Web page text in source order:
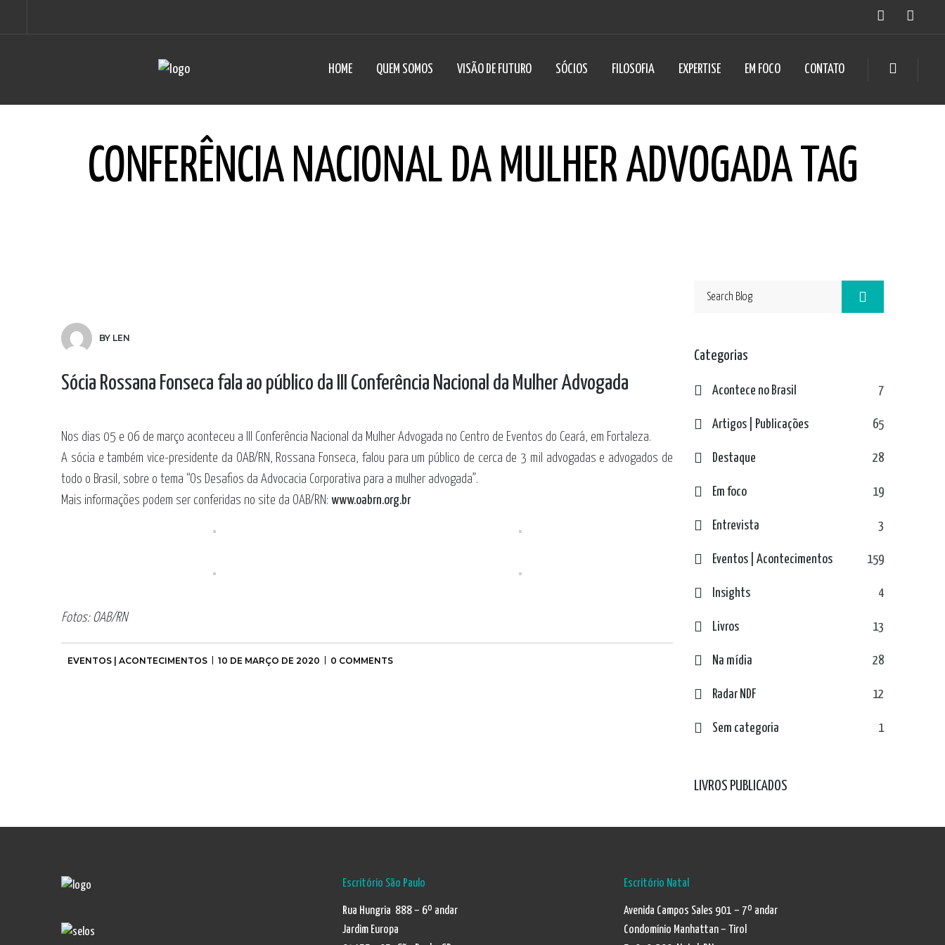
HOME QUEM SOMOS VISÃO DE FUTURO SÓCIOS FILOSOFIA EXPERTISE EM FOCO CONTATO
CONFERÊNCIA NACIONAL DA MULHER ADVOGADA TAG
BY LEN
Sócia Rossana Fonseca fala ao público da III Conferência Nacional da Mulher Advogada
Nos dias 05 e 06 de março aconteceu a III Conferência Nacional da Mulher Advogada no Centro de Eventos do Ceará, em Fortaleza.
A sócia e também vice-presidente da OAB/RN, Rossana Fonseca, falou para um público de cerca de 3 mil advogadas e advogados de
todo o Brasil, sobre o tema “Os Desafios da Advocacia Corporativa para a mulher advogada”.
Mais informações podem ser conferidas no site da OAB/RN: www.oabrn.org.br
Fotos: OAB/RN
EVENTOS | ACONTECIMENTOS 10 DE MARÇO DE 2020 0 COMMENTS
Categorias
Acontece no Brasil 7
Artigos | Publicações 65
Destaque 28
Em foco 19
Entrevista 3
Eventos | Acontecimentos 159
Insights 4
Livros 13
Na mídia 28
Radar NDF 12
Sem categoria 1
LIVROS PUBLICADOS
Escritório São Paulo
Rua Hungria 888 – 6º andar
Jardim Europa
Escritório Natal
Avenida Campos Sales 901 – 7º andar
Condomínio Manhattan – Tirol